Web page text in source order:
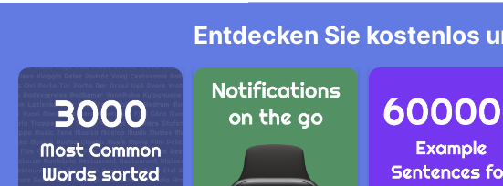
Entdecken Sie kostenlos